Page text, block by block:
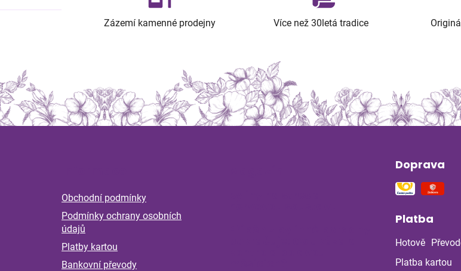
Zázemí kamenné prodejny Více než 30letá tradice
Obchodní podmínky
Podmínky ochrany osobních
údajů
Platby kartou
Bankovní převody
Doprava
Platba
Hotově
Platba kartou